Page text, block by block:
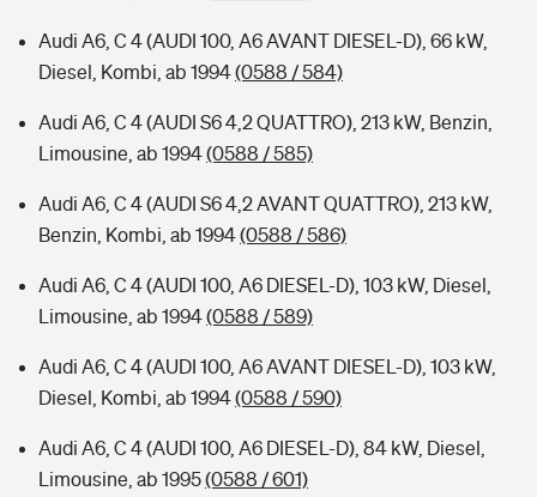
Audi A6, C 4 (AUDI 100, A6 AVANT DIESEL-D), 66 kW,
Diesel, Kombi, ab 1994(0588 / 584)
Audi A6, C 4 (AUDI S6 4,2 QUATTRO), 213 kW, Benzin,
Limousine, ab 1994(0588 / 585)
Audi A6, C 4 (AUDI S6 4,2 AVANT QUATTRO), 213 kW,
Benzin, Kombi, ab 1994(0588 / 586)
Audi A6, C 4 (AUDI 100, A6 DIESEL-D), 103 kW, Diesel,
Limousine, ab 1994(0588 / 589)
Audi A6, C 4 (AUDI 100, A6 AVANT DIESEL-D), 103 kW,
Diesel, Kombi, ab 1994(0588 / 590)
Audi A6, C 4 (AUDI 100, A6 DIESEL-D), 84 kW, Diesel,
Limousine, ab 1995(0588 / 601)